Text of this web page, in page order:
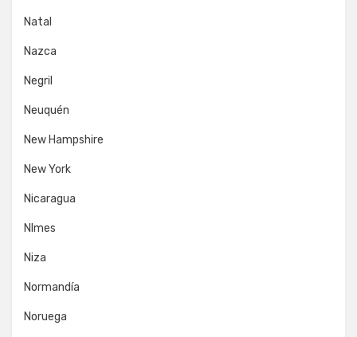
Natal
Nazca
Negril
Neuquén
New Hampshire
New York
Nicaragua
NImes
Niza
Normandía
Noruega